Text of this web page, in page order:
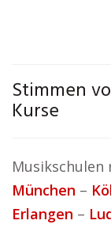
Stimmen
Kurse
Musikschulen
München –
Erlangen –